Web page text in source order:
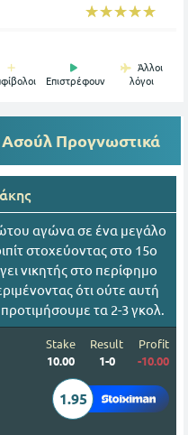
☆☆☆☆☆
★★★★★
Επιστρέφουν
Άλλοι
λόγοι
Ασούλ Προγνωστικά
αγώνα σε ένα μεγάλο
στοχεύοντας στο 15ο
νικητής στο περίφημο
ότι ούτε αυτή
τα 2-3 γκολ.
Stake
10.00
Result
1-0
Profit
-10.00
1.95